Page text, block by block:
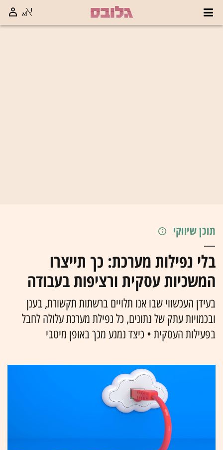
תוכן שיווקי
בלי נפילות מערכת: כך תייצרו
המשכיות עסקית ורציפות בעבודה
בעידן העכשווי שבו אנו תלויים ברשתות תקשורת, בענן
ובכמויות עתק של נתונים, כל נפילת מערכת עלולה לחבל
בפעילות העסקית • כיצד נמנע מכך באופן מיטבי